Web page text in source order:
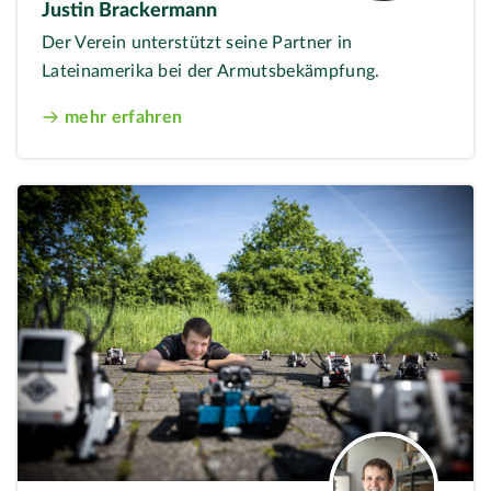
Justin Brackermann
Der Verein unterstützt seine Partner in
Lateinamerika bei der Armutsbekämpfung.
mehr erfahren